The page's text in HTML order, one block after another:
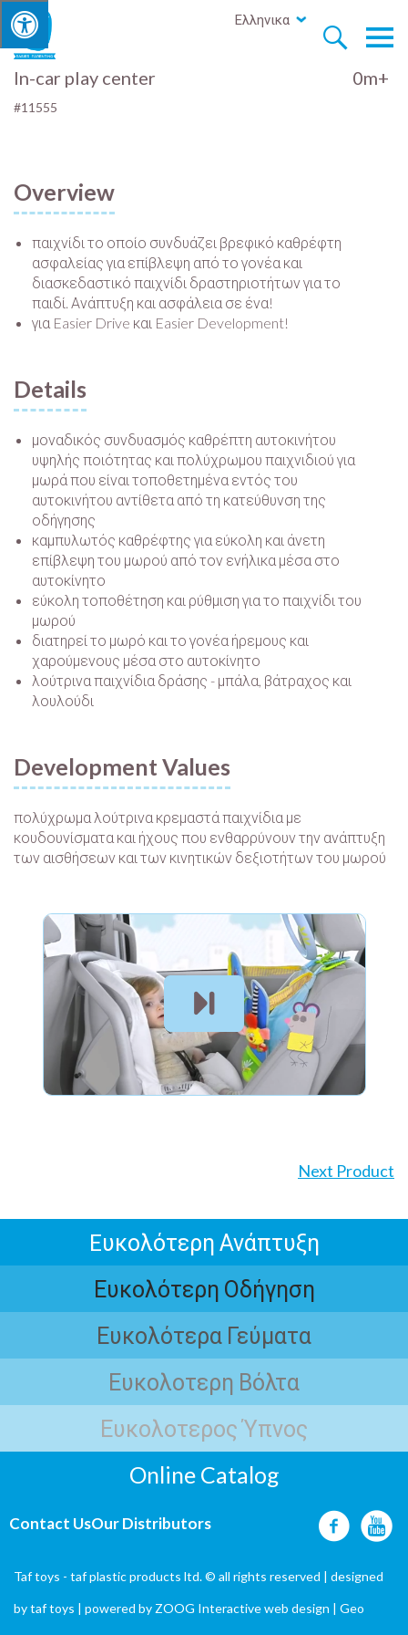


Ελληνικα
In-car play center
#11555
0m+
Overview
παιχνίδι το οποίο συνδυάζει βρεφικό καθρέφτη
ασφαλείας για επίβλεψη από το γονέα και
διασκεδαστικό παιχνίδι δραστηριοτήτων για το
παιδί. Ανάπτυξη και ασφάλεια σε ένα!
για Easier Drive και Easier Development!
Details
μοναδικός συνδυασμός καθρέπτη αυτοκινήτου
υψηλής ποιότητας και πολύχρωμου παιχνιδιού για
μωρά που είναι τοποθετημένα εντός του
αυτοκινήτου αντίθετα από τη κατεύθυνση της
οδήγησης
καμπυλωτός καθρέφτης για εύκολη και άνετη
επίβλεψη του μωρού από τον ενήλικα μέσα στο
αυτοκίνητο
εύκολη τοποθέτηση και ρύθμιση για το παιχνίδι του
μωρού
διατηρεί το μωρό και το γονέα ήρεμους και
χαρούμενους μέσα στο αυτοκίνητο
λούτρινα παιχνίδια δράσης - μπάλα, βάτραχος και
λουλούδι
Development Values
πολύχρωμα λούτρινα κρεμαστά παιχνίδια με
κουδουνίσματα και ήχους που ενθαρρύνουν την ανάπτυξη
των αισθήσεων και των κινητικών δεξιοτήτων του μωρού
Next Product
Eυκολότερη Ανάπτυξη
Ευκολότερη Οδήγηση
Ευκολότερα Γεύματα
Ευκολοτερη Βόλτα
Ευκολοτερος Ύπνος
Online Catalog
Contact UsOur Distributors
Taf toys - taf plastic products ltd. © all rights reserved | designed
bytaf toys | powered by ZOOG Interactiveweb design | Geo